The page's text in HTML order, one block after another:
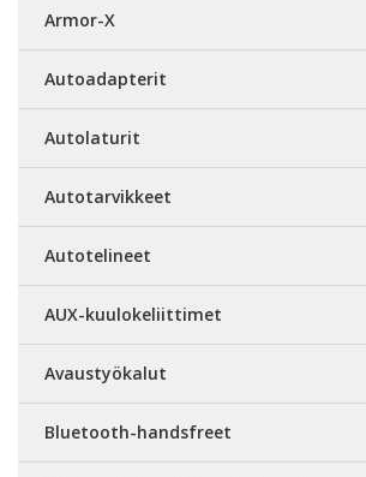
Armor-X
Autoadapterit
Autolaturit
Autotarvikkeet
Autotelineet
AUX-kuulokeliittimet
Avaustyökalut
Bluetooth-handsfreet